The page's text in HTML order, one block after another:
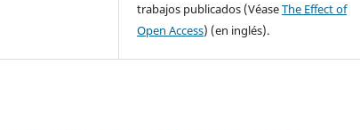
trabajos publicados (VéaseThe Effect of
Open Access) (en inglés).